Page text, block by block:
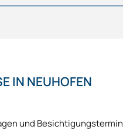
IN NEUHOFEN
und